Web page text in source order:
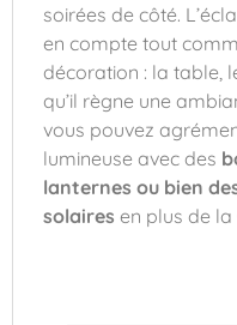
soirées de côté.
en compte tout
décoration : la table,
qu’il règne une
vous pouvez
lumineuse avec des
lanternes ou bien
solaires en plus de la